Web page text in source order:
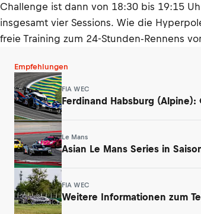
Challenge ist dann von 18:30 bis 19:15
insgesamt vier Sessions. Wie die
freie Training zum 24-Stunden-Rennens
Empfehlungen
FIA WEC
Ferdinand Habsburg
Le Mans
Asian Le Mans Series in
FIA WEC
Weitere Informationen zum